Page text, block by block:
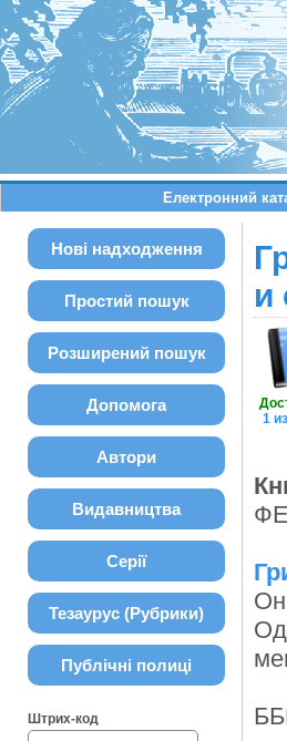
Електронний
Нові надходження
Простий пошук
Розширений пошук
Допомога
Автори
Видавництва
Серії
Тезаурус (Рубрики)
Публічні полиці
Штрих-код
и
1